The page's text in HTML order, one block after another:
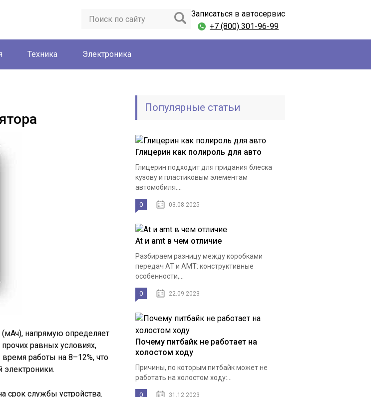
Записаться в автосервис
+7 (800) 301-96-99
Техника Электроника
напрямую определяет
равных условиях,
работы на 8–12%, что
срок службы устройства.
Популярные статьи
Глицерин как полироль для авто
Глицерин подходит для придания блеска
кузову и пластиковым элементам
автомобиля....
0 03.08.2025
At и amt в чем отличие
Разбираем разницу между коробками
передач AT и AMT: конструктивные
особенности,...
0 22.09.2023
Почему питбайк не работает на
холостом ходу
Причины, по которым питбайк может не
работать на холостом ходу:...
0 31.12.2023